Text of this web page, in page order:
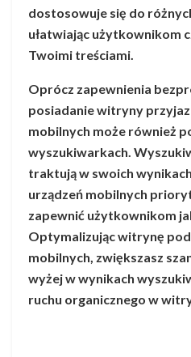
dostosowuje się do
ułatwiając użytkownikom
Twoimi treściami.
Oprócz zapewnienia
posiadanie witryny
mobilnych może również
wyszukiwarkach.
traktują w swoich
urządzeń mobilnych
zapewnić użytkownikom
Optymalizując witrynę
mobilnych, zwiększasz
wyżej w wynikach
ruchu organicznego w